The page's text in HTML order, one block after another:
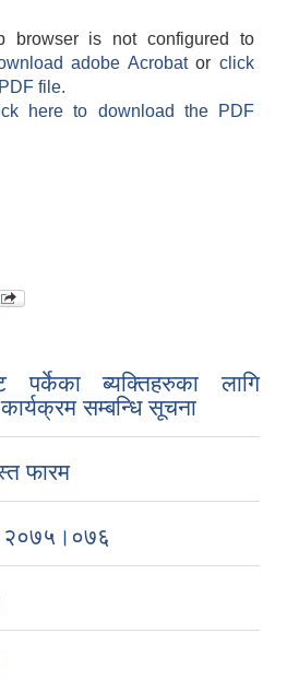
browser is not configured to
adobe Acrobatorclick
file.
here to download the PDF
पर्केका ब्यक्तिहरुका लागि
कार्यक्रम सम्बन्धि सूचना
फारम
२०७५।०७६